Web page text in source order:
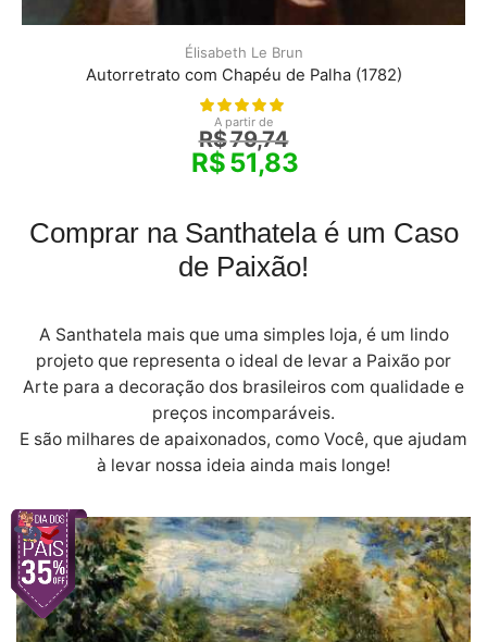
Élisabeth Le Brun
Autorretrato com Chapéu de Palha (1782)
A partir de
R$79,74
R$51,83
Comprar na Santhatela é um Caso
de Paixão!
A Santhatela mais que uma simples loja, é um lindo
projeto que representa o ideal de levar a Paixão por
Arte para a decoração dos brasileiros com qualidade e
preços incomparáveis.
E são milhares de apaixonados, como Você, que ajudam
à levar nossa ideia ainda mais longe!